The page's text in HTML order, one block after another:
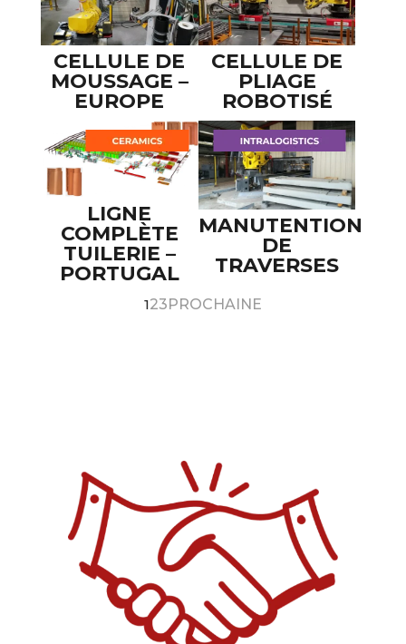
CELLULE DE
MOUSSAGE –
EUROPE
CELLULE DE
PLIAGE
ROBOTISÉ
LIGNE
COMPLÈTE
TUILERIE –
PORTUGAL
MANUTENTION
DE
TRAVERSES
123 PROCHAINE